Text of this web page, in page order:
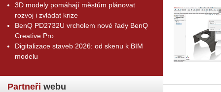
3D modely pomáhají městům plánovat
rozvoj i zvládat krize
BenQ PD2732U vrcholem nové řady BenQ
Creative Pro
Digitalizace staveb 2026: od skenu k BIM
modelu
Partneři webu